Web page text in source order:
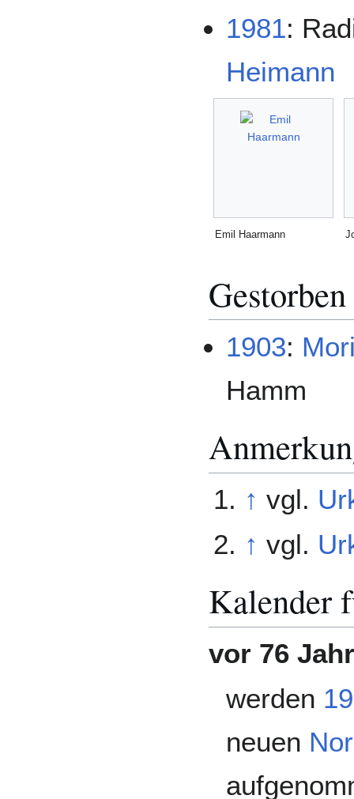
1981:
Heimann
Emil Haarmann
Gestorben
1903:
Hamm
↑ vgl.
↑ vgl.
Kalender
vor 76
werden
neuen